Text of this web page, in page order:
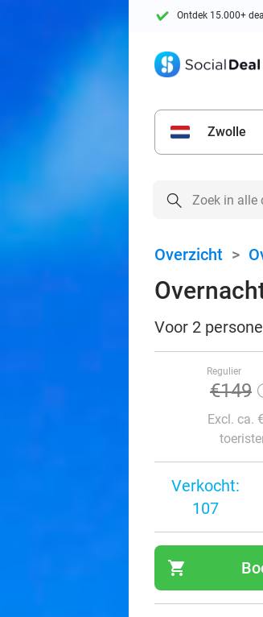
Ontdek 15.000+
Zwolle
Overzicht >
Voor 2
Regulier
€149
Excl. ca.
Verkocht:
107
shopping_cart